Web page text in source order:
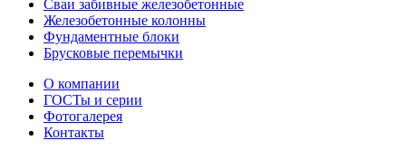
Сваи забивные железобетонные
Железобетонные колонны
Фундаментные блоки
Брусковые перемычки
О компании
ГОСТы и серии
Фотогалерея
Контакты